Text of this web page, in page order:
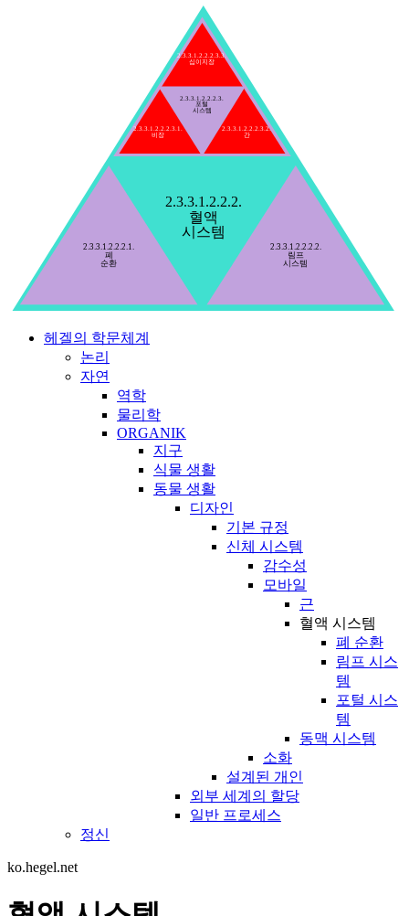
2.3.3.1.2.2.2.
혈액
시스템
2.3.3.1.2.2.2.1.
폐
순환
2.3.3.1.2.2.2.2.
림프
시스템
2.3.3.1.2.2.2.3.
포털
시스템
2.3.3.1.2.2.2.3.1.
비장
2.3.3.1.2.2.2.3.2.
간
2.3.3.1.2.2.2.3.3.
십이지장
헤겔의 학문체계
논리
자연
역학
물리학
ORGANIK
지구
식물 생활
동물 생활
디자인
기본 규정
신체 시스템
감수성
모바일
근
혈액 시스템
폐 순환
림프 시스
템
포털 시스
템
동맥 시스템
소화
설계된 개인
외부 세계의 할당
일반 프로세스
정신
ko.hegel.net